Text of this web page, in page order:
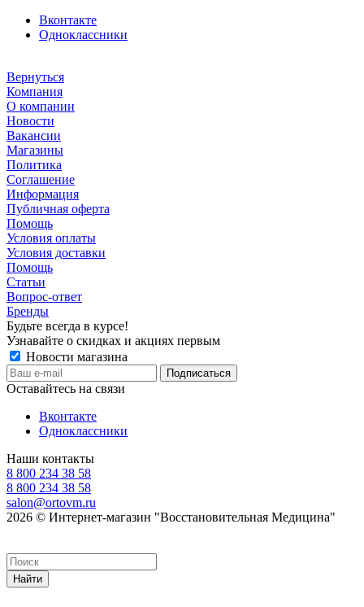
Вконтакте
Одноклассники
Вернуться
Компания
О компании
Новости
Вакансии
Магазины
Политика
Соглашение
Информация
Публичная оферта
Помощь
Условия оплаты
Условия доставки
Помощь
Статьи
Вопрос-ответ
Бренды
Будьте всегда в курсе!
Узнавайте о скидках и акциях первым
Новости магазина
Оставайтесь на связи
Вконтакте
Одноклассники
Наши контакты
8 800 234 38 58
8 800 234 38 58
salon@ortovm.ru
2026 © Интернет-магазин "Восстановительная Медицина"
Найти